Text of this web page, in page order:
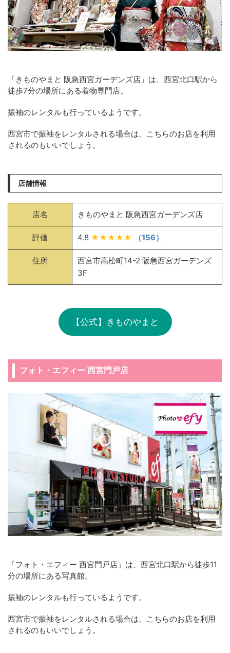
「きものやまと 阪急西宮ガーデンズ店」は、西宮北口駅から
徒歩7分の場所にある着物専門店。
振袖のレンタルも行っているようです。
西宮市で振袖をレンタルされる場合は、こちらのお店を利用
されるのもいいでしょう。
店舗情報
店名 きものやまと 阪急西宮ガーデンズ店
評価 4.8 ★★★★★ （156）
住所
西宮市高松町14-2 阪急西宮ガーデンズ
3F
【公式】きものやまと
フォト・エフィー 西宮門戸店
「フォト・エフィー 西宮門戸店」は、西宮北口駅から徒歩11
分の場所にある写真館。
振袖のレンタルも行っているようです。
西宮市で振袖をレンタルされる場合は、こちらのお店を利用
されるのもいいでしょう。